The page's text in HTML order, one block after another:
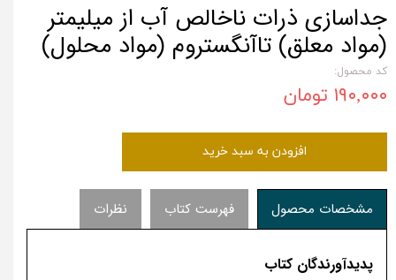
جداسازی ذرات ناخالص آب از میلیمتر
(مواد معلق) تاآنگستروم (مواد محلول)
کد محصول:
۱۹۰,۰۰۰ تومان
افزودن به سبد خرید
مشخصات محصول فهرست کتاب نظرات
پدیدآورندگان کتاب